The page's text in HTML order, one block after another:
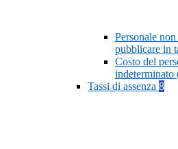
Personale
pubblicare in
Costo del
indeterminato
Tassi di assenza 8